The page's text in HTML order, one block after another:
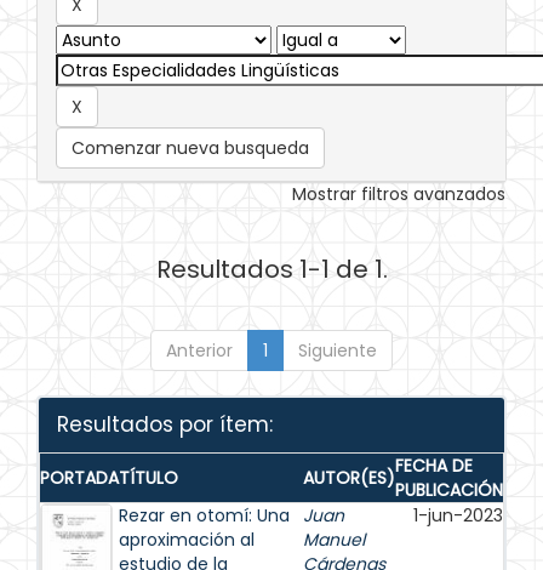
Comenzar nueva busqueda
Mostrar filtros avanzados
Resultados 1-1 de 1.
Anterior 1 Siguiente
Resultados por ítem:
PORTADATÍTULO AUTOR(ES)FECHA DE
PUBLICACIÓN
Rezar en otomí: Una
aproximación al
estudio de la
Juan
Manuel
Cárdenas
1-jun-2023